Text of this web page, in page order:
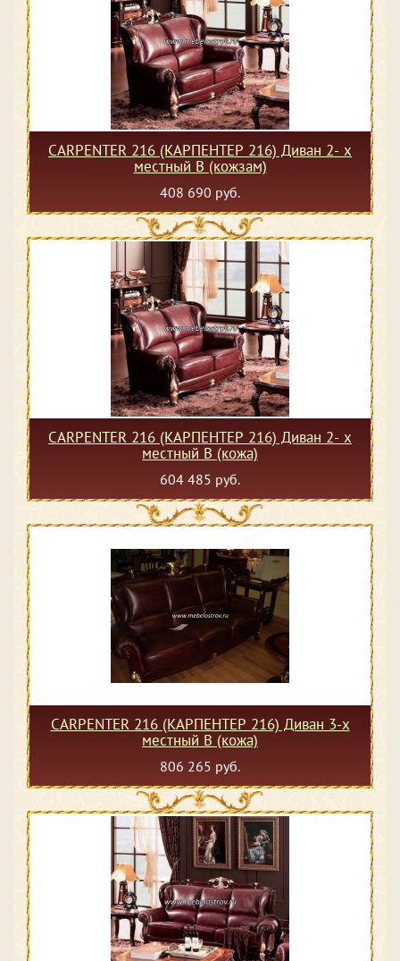
CARPENTER 216 (КАРПЕНТЕР 216) Диван 2- х
местный В (кожзам)
408 690 руб.
CARPENTER 216 (КАРПЕНТЕР 216) Диван 2- х
местный В (кожа)
604 485 руб.
CARPENTER 216 (КАРПЕНТЕР 216) Диван 3-х
местный В (кожа)
806 265 руб.